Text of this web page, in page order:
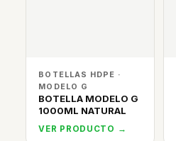
BOTELLAS HDPE ·
MODELO G
BOTELLA MODELO G
1000ML NATURAL
VER PRODUCTO →